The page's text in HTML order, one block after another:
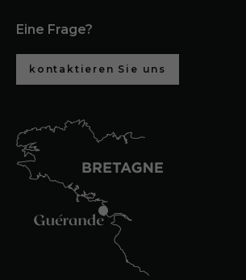
Eine Frage?
kontaktieren Sie uns